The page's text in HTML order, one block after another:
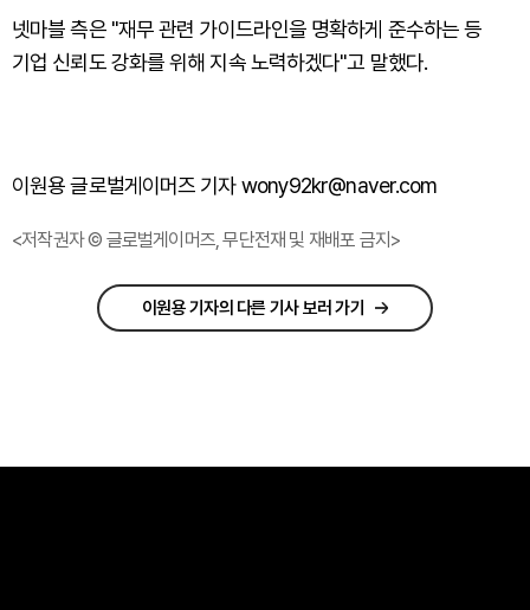
넷마블 측은 "재무 관련 가이드라인을 명확하게 준수하는 등
기업 신뢰도 강화를 위해 지속 노력하겠다"고 말했다.
이원용 글로벌게이머즈 기자 wony92kr@naver.com
<저작권자 © 글로벌게이머즈, 무단전재 및 재배포 금지>
이원용 기자의 다른 기사 보러 가기